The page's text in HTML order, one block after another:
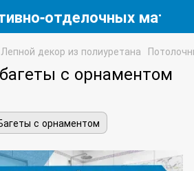
отделочных
Лепной декор из полиуретана
с орнаментом
с орнаментом